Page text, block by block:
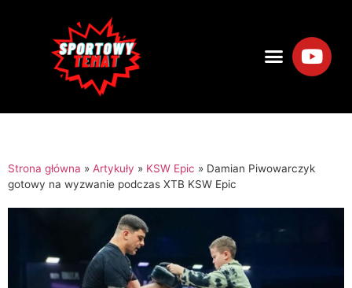
Strona główna » Artykuły » KSW Epic » Damian Piwowarczyk
gotowy na wyzwanie podczas XTB KSW Epic